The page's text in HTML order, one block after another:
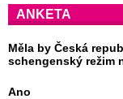
ANKETA
Měla by Česká
schengenský režim
Ano